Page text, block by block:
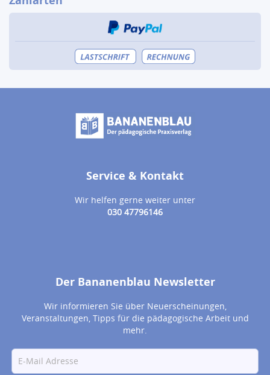
Service & Kontakt
Wir helfen gerne weiter unter
030 47796146
Der Bananenblau Newsletter
Wir informieren Sie über Neuerscheinungen,
Veranstaltungen, Tipps für die pädagogische Arbeit und
mehr.